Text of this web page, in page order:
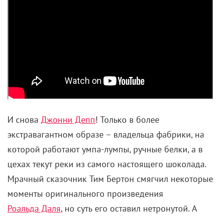
И снова Джонни Депп! Только в более
экстравагантном образе – владельца фабрики, на
которой работают умпа-лумпы, ручные белки, а в
цехах текут реки из самого настоящего шоколада.
Мрачный сказочник Тим Бертон смягчил некоторые
моменты оригинального произведения
Роальда Даля, но суть его оставил нетронутой. А